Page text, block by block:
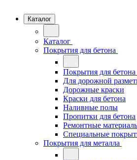
Каталог
Каталог
Покрытия для бетона
Покрытия для бетона
Для дорожной
Дорожные краски
Краски для бетона
Наливные полы
Пропитки для бетона
Ремонтные
Специальные
Покрытия для металла